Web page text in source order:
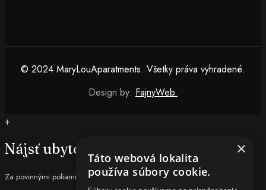
© 2024 MaryLouAparatments. Všetky práva vyhradené.
Design by: FajnyWeb.
+
Nájsť ubytovanie
Za povinnými poliami nasledujú*
×
Táto webová lokalita
používa súbory cookie.